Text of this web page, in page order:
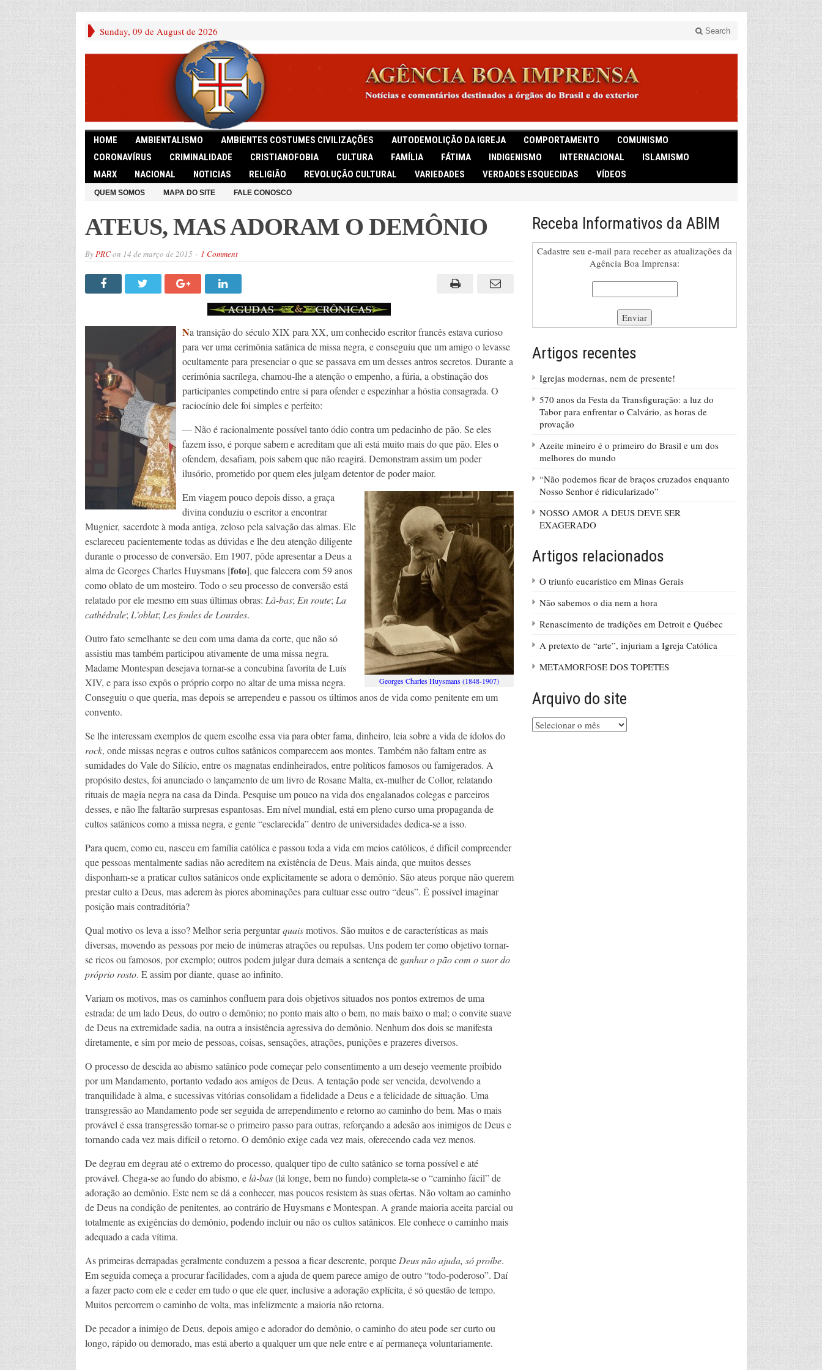
Sunday, 09 de August de 2026 Search
HOME AMBIENTALISMO AMBIENTES COSTUMES CIVILIZAÇÕES AUTODEMOLIÇÃO DA IGREJA COMPORTAMENTO
COMUNISMO
CORONAVÍRUS
CRIMINALIDADE CRISTIANOFOBIA CULTURA FAMÍLIA FÁTIMA INDIGENISMO INTERNACIONAL
ISLAMISMO
MARX
NACIONAL NOTICIAS RELIGIÃO REVOLUÇÃO CULTURAL VARIEDADES VERDADES ESQUECIDAS VÍDEOS
QUEM SOMOS MAPA DO SITE FALE CONOSCO
ATEUS, MAS ADORAM O DEMÔNIO
ByPRCon 14 de março de 2015 1 Comment
Na transição do século XIX para XX, um conhecido escritor francês estava curioso
para ver uma cerimônia satânica de missa negra, e conseguiu que um amigo o levasse
ocultamente para presenciar o que se passava em um desses antros secretos. Durante a
cerimônia sacrílega, chamou-lhe a atenção o empenho, a fúria, a obstinação dos
participantes competindo entre si para ofender e espezinhar a hóstia consagrada. O
raciocínio dele foi simples e perfeito:
— Não é racionalmente possível tanto ódio contra um pedacinho de pão. Se eles
fazem isso, é porque sabem e acreditam que ali está muito mais do que pão. Eles o
ofendem, desafiam, pois sabem que não reagirá. Demonstram assim um poder
ilusório, prometido por quem eles julgam detentor de poder maior.
Georges Charles Huysmans (1848-1907)
Em viagem pouco depois disso, a graça
divina conduziu o escritor a encontrar
Mugnier, sacerdote à moda antiga, zeloso pela salvação das almas. Ele
esclareceu pacientemente todas as dúvidas e lhe deu atenção diligente
durante o processo de conversão. Em 1907, pôde apresentar a Deus a
alma de Georges Charles Huysmans [foto], que falecera com 59 anos
como oblato de um mosteiro. Todo o seu processo de conversão está
relatado por ele mesmo em suas últimas obras: Là-bas; En route; La
cathédrale; L’oblat; Les foules de Lourdes.
Outro fato semelhante se deu com uma dama da corte, que não só
assistiu mas também participou ativamente de uma missa negra.
Madame Montespan desejava tornar-se a concubina favorita de Luís
XIV, e para isso expôs o próprio corpo no altar de uma missa negra.
Conseguiu o que queria, mas depois se arrependeu e passou os últimos anos de vida como penitente em um
convento.
Se lhe interessam exemplos de quem escolhe essa via para obter fama, dinheiro, leia sobre a vida de ídolos do
rock, onde missas negras e outros cultos satânicos comparecem aos montes. Também não faltam entre as
sumidades do Vale do Silício, entre os magnatas endinheirados, entre políticos famosos ou famigerados. A
propósito destes, foi anunciado o lançamento de um livro de Rosane Malta, ex-mulher de Collor, relatando
rituais de magia negra na casa da Dinda. Pesquise um pouco na vida dos engalanados colegas e parceiros
desses, e não lhe faltarão surpresas espantosas. Em nível mundial, está em pleno curso uma propaganda de
cultos satânicos como a missa negra, e gente “esclarecida” dentro de universidades dedica-se a isso.
Para quem, como eu, nasceu em família católica e passou toda a vida em meios católicos, é difícil compreender
que pessoas mentalmente sadias não acreditem na existência de Deus. Mais ainda, que muitos desses
disponham-se a praticar cultos satânicos onde explicitamente se adora o demônio. São ateus porque não querem
prestar culto a Deus, mas aderem às piores abominações para cultuar esse outro “deus”. É possível imaginar
posição mais contraditória?
Qual motivo os leva a isso? Melhor seria perguntarquaismotivos. São muitos e de características as mais
diversas, movendo as pessoas por meio de inúmeras atrações ou repulsas. Uns podem ter como objetivo tornar-
se ricos ou famosos, por exemplo; outros podem julgar dura demais a sentença de ganhar o pão com o suor do
próprio rosto. E assim por diante, quase ao infinito.
Variam os motivos, mas os caminhos confluem para dois objetivos situados nos pontos extremos de uma
estrada: de um lado Deus, do outro o demônio; no ponto mais alto o bem, no mais baixo o mal; o convite suave
de Deus na extremidade sadia, na outra a insistência agressiva do demônio. Nenhum dos dois se manifesta
diretamente, e sim por meio de pessoas, coisas, sensações, atrações, punições e prazeres diversos.
O processo de descida ao abismo satânico pode começar pelo consentimento a um desejo veemente proibido
por um Mandamento, portanto vedado aos amigos de Deus. A tentação pode ser vencida, devolvendo a
tranquilidade à alma, e sucessivas vitórias consolidam a fidelidade a Deus e a felicidade de situação. Uma
transgressão ao Mandamento pode ser seguida de arrependimento e retorno ao caminho do bem. Mas o mais
provável é essa transgressão tornar-se o primeiro passo para outras, reforçando a adesão aos inimigos de Deus e
tornando cada vez mais difícil o retorno. O demônio exige cada vez mais, oferecendo cada vez menos.
De degrau em degrau até o extremo do processo, qualquer tipo de culto satânico se torna possível e até
provável. Chega-se ao fundo do abismo, elà-bas(lá longe, bem no fundo) completa-se o “caminho fácil” de
adoração ao demônio. Este nem se dá a conhecer, mas poucos resistem às suas ofertas. Não voltam ao caminho
de Deus na condição de penitentes, ao contrário de Huysmans e Montespan. A grande maioria aceita parcial ou
totalmente as exigências do demônio, podendo incluir ou não os cultos satânicos. Ele conhece o caminho mais
adequado a cada vítima.
As primeiras derrapadas geralmente conduzem a pessoa a ficar descrente, porque Deus não ajuda, só proíbe.
Em seguida começa a procurar facilidades, com a ajuda de quem parece amigo de outro “todo-poderoso”. Daí
a fazer pacto com ele e ceder em tudo o que ele quer, inclusive a adoração explícita, é só questão de tempo.
Muitos percorrem o caminho de volta, mas infelizmente a maioria não retorna.
De pecador a inimigo de Deus, depois amigo e adorador do demônio, o caminho do ateu pode ser curto ou
longo, rápido ou demorado, mas está aberto a qualquer um que nele entre e aí permaneça voluntariamente.
Receba Informativos da ABIM
Cadastre seu e-mail para receber as atualizações da
Agência Boa Imprensa:
Artigos recentes
Igrejas modernas, nem de presente!
570 anos da Festa da Transfiguração: a luz do
Tabor para enfrentar o Calvário, as horas de
provação
Azeite mineiro é o primeiro do Brasil e um dos
melhores do mundo
“Não podemos ficar de braços cruzados enquanto
Nosso Senhor é ridicularizado”
NOSSO AMOR A DEUS DEVE SER
EXAGERADO
Artigos relacionados
O triunfo eucarístico em Minas Gerais
Não sabemos o dia nem a hora
Renascimento de tradições em Detroit e Québec
A pretexto de “arte”, injuriam a Igreja Católica
METAMORFOSE DOS TOPETES
Arquivo do site
Arquivo
do